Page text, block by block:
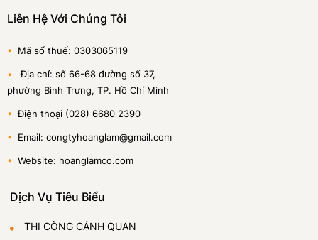
Liên Hệ Với Chúng Tôi
• Mã số thuế: 0303065119
• Địa chỉ: số 66-68 đường số 37,
phường Bình Trưng, TP. Hồ Chí Minh
• Điện thoại (028) 6680 2390
• Email: congtyhoanglam@gmail.com
• Website: hoanglamco.com
Dịch Vụ Tiêu Biểu
THI CÔNG CẢNH QUAN